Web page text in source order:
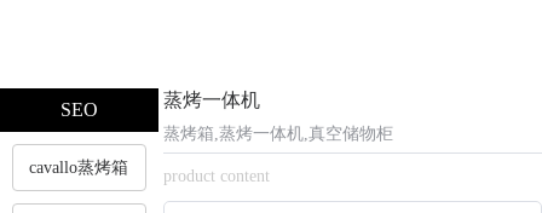
SEO
cavallo蒸烤箱
蒸烤一体机
蒸烤箱,蒸烤一体机,真空储物柜
product content